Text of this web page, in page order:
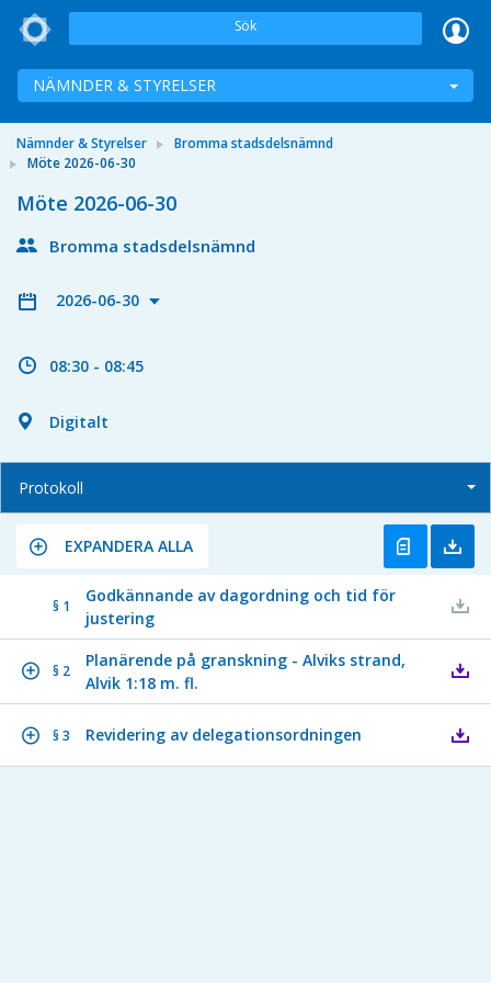
Sök
NÄMNDER & STYRELSER
Nämnder & Styrelser
Bromma stadsdelsnämnd
Möte 2026-06-30
Möte 2026-06-30
Bromma stadsdelsnämnd
2026-06-30
08:30 - 08:45
Digitalt
Protokoll
EXPANDERA ALLA
§ 1
Godkännande av dagordning och tid för
justering
§ 2
Planärende på granskning - Alviks strand,
Alvik 1:18 m. fl.
§ 3 Revidering av delegationsordningen